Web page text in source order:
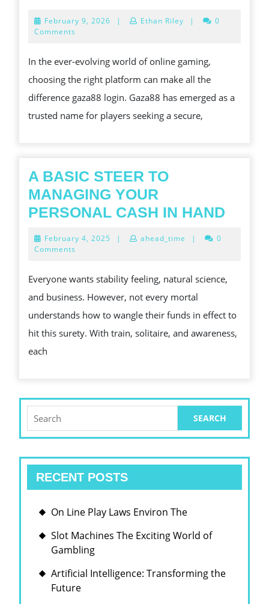
LOGIN:
GATEWAY
TO
A
SECURE
ONLINE
GAMING
EXPERIENCE
February 9, 2026 February
| Ethan Riley |
0
Comments
In the ever-evolving world of online gaming,
choosing the right platform can make all the
difference gaza88 login. Gaza88 has emerged as a
trusted name for players seeking a secure,
A BASIC STEER TO
MANAGING YOUR
PERSONAL CASH IN HAND
CASH
February 4, 2025 February
| ahead_time |
0
Comments
Everyone wants stability feeling, natural science,
and business. However, not every mortal
understands how to wangle their funds in effect to
hit this surety. With train, solitaire, and awareness,
each
for:
RECENT POSTS
On Line Play Laws Environ The
Slot Machines The Exciting World of
Gambling
Artificial Intelligence: Transforming the
Future